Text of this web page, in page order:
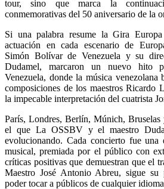
tour, sino que marca la
conmemorativas del 50 aniversario de la
Si una palabra resume la Gira
actuación en cada escenario de
Simón Bolívar de Venezuela y su
Dudamel, marcaron un nuevo hito
Venezuela, donde la música
composiciones de los maestros Ricardo
la impecable interpretación del cuatrista
París, Londres, Berlín, Múnich,
el que La OSSBV y el maestro
evolucionando. Cada concierto fue una
musical, premiada por el público con
críticas positivas que demuestran que el
Maestro José Antonio Abreu, sigue su
poder tocar a públicos de cualquier